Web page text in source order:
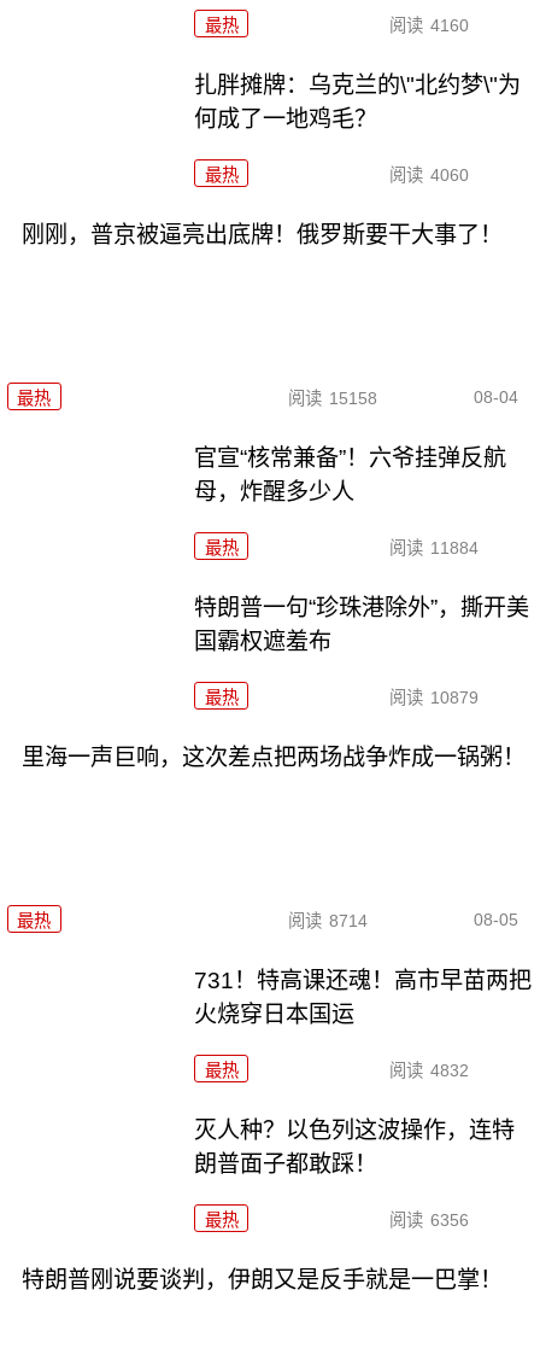
最热 阅读 4160
扎胖摊牌：乌克兰的\"北约梦\"为
何成了一地鸡毛？
最热 阅读 4060
刚刚，普京被逼亮出底牌！俄罗斯要干大事了！
最热 阅读 15158 08-04
官宣“核常兼备”！六爷挂弹反航
母，炸醒多少人
最热 阅读 11884
特朗普一句“珍珠港除外”，撕开美
国霸权遮羞布
最热 阅读 10879
里海一声巨响，这次差点把两场战争炸成一锅粥！
最热 阅读 8714 08-05
731！特高课还魂！高市早苗两把
火烧穿日本国运
最热 阅读 4832
灭人种？以色列这波操作，连特
朗普面子都敢踩！
最热 阅读 6356
特朗普刚说要谈判，伊朗又是反手就是一巴掌！